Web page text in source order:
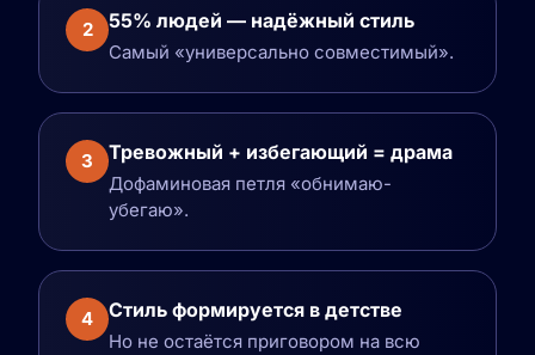
2 55% людей — надёжный стиль
Самый «универсально совместимый».
3 Тревожный + избегающий = драма
Дофаминовая петля «обнимаю-
убегаю».
4 Стиль формируется в детстве
Но не остаётся приговором на всю